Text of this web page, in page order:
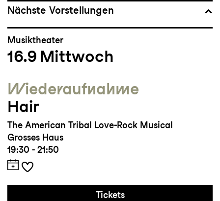
in West Side Story bei den Eutiner
Nächste Vorstellungen
Musiktheater
16.9 Mittwoch
Wieder­aufnahme
Hair
The American Tribal Love-Rock Musical
Grosses Haus
19:30 - 21:50
Tickets